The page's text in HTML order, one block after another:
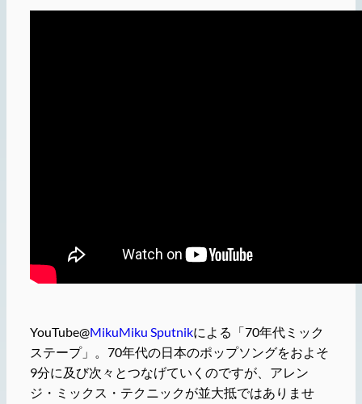
YouTube@MikuMiku Sputnikによる「70年代ミック
ステープ」。70年代の日本のポップソングをおよそ
9分に及び次々とつなげていくのですが、アレン
ジ・ミックス・テクニックが並大抵ではありませ